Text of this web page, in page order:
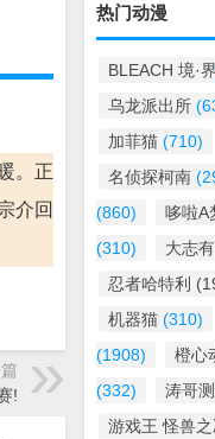
。正
介回
!
热门动漫
BLEACH 境·界
乌龙派出所
加菲猫 (710)
名侦探柯南
(860)
哆啦A
(310)
大志
忍者哈特利
机器猫 (310)
(1908)
橙心
(332)
涛哥
游戏王 怪兽